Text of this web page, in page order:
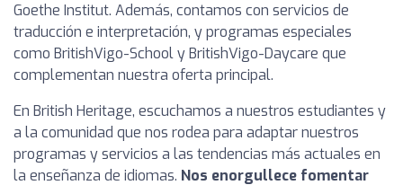
Goethe Institut. Además, contamos con servicios de
traducción e interpretación, y programas especiales
como BritishVigo-School y BritishVigo-Daycare que
complementan nuestra oferta principal.
En British Heritage, escuchamos a nuestros estudiantes y
a la comunidad que nos rodea para adaptar nuestros
programas y servicios a las tendencias más actuales en
la enseñanza de idiomas. Nos enorgullece fomentar